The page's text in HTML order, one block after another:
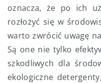
oznacza, że po ich
rozłożyć się w
warto zwrócić uwagę na
Są one nie tylko
szkodliwych dla
ekologiczne